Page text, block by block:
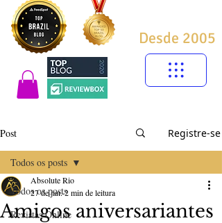
Desde 2005
Post Registre-se
Todos os posts
Revistas Online
Todos os posts
Amigos aniversariantes
Absolute Rio
27 de jan.2 min de leitura